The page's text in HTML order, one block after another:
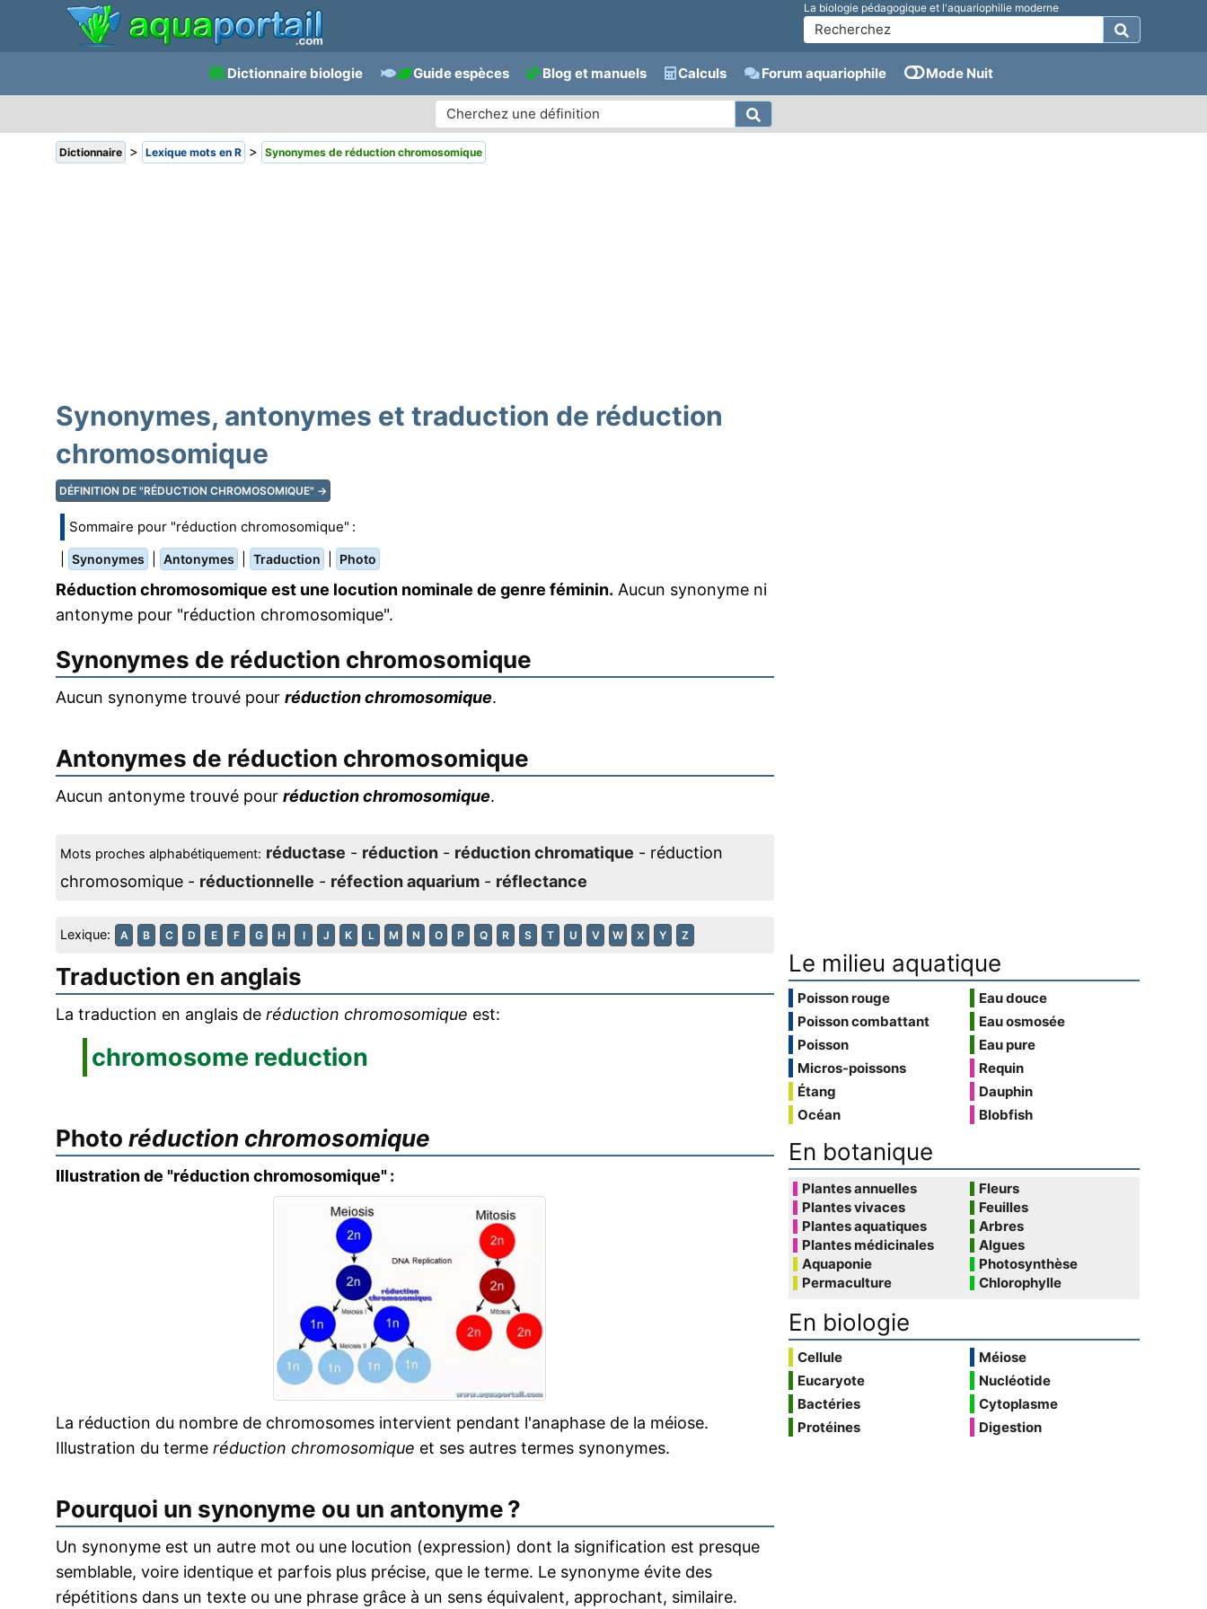
La biologie pédagogique et l'aquariophilie moderne
Dictionnaire biologie Guide espèces Blog et manuels Calculs Forum aquariophile Mode Nuit
Dictionnaire > Lexique mots en R > Synonymes de réduction chromosomique
Synonymes, antonymes et traduction de réduction
chromosomique
DÉFINITION DE "RÉDUCTION CHROMOSOMIQUE" →
Sommaire pour "réduction chromosomique" :
Synonymes Antonymes Traduction Photo
Réduction chromosomique est une locution nominale de genre féminin. Aucun synonyme ni
antonyme pour "réduction chromosomique".
Synonymes de réduction chromosomique
Aucun synonyme trouvé pour réduction chromosomique.
Antonymes de réduction chromosomique
Aucun antonyme trouvé pour réduction chromosomique.
Mots proches alphabétiquement: réductase - réduction - réduction chromatique - réduction
chromosomique - réductionnelle - réfection aquarium - réflectance
Lexique: A B C D E F G H I J K L M N O P Q R S T U V W X Y Z
Traduction en anglais
La traduction en anglais de réduction chromosomique est:
chromosome reduction
Photo réduction chromosomique
Illustration de "réduction chromosomique" :
La réduction du nombre de chromosomes intervient pendant l'anaphase de la méiose.
Illustration du terme réduction chromosomique et ses autres termes synonymes.
Pourquoi un synonyme ou un antonyme ?
Un synonyme est un autre mot ou une locution (expression) dont la signification est presque
semblable, voire identique et parfois plus précise, que le terme. Le synonyme évite des
répétitions dans un texte ou une phrase grâce à un sens équivalent, approchant, similaire.
Le milieu aquatique
Poisson rouge
Poisson combattant
Poisson
Micros-poissons
Étang
Océan
Eau douce
Eau osmosée
Eau pure
Requin
Dauphin
Blobfish
En botanique
Plantes annuelles
Plantes vivaces
Plantes aquatiques
Plantes médicinales
Aquaponie
Permaculture
Fleurs
Feuilles
Arbres
Algues
Photosynthèse
Chlorophylle
En biologie
Cellule
Eucaryote
Bactéries
Protéines
Méiose
Nucléotide
Cytoplasme
Digestion